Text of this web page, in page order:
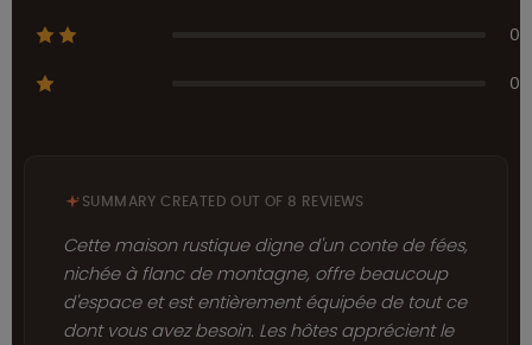
0
0
SUMMARY CREATED OUT OF 8 REVIEWS
Cette maison rustique digne d'un conte de fées,
nichée à flanc de montagne, offre beaucoup
d'espace et est entièrement équipée de tout ce
dont vous avez besoin. Les hôtes apprécient le